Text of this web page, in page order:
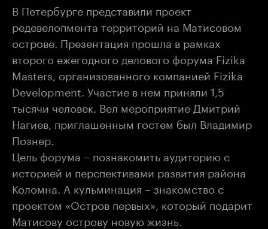
В Петербурге представили проект
редевелопмента территорий на Матисовом
острове. Презентация прошла в рамках
второго ежегодного делового форума Fizika
Masters, организованного компанией Fizika
Development. Участие в нем приняли 1,5
тысячи человек. Вел мероприятие Дмитрий
Нагиев, приглашенным гостем был Владимир
Познер.
Цель форума – познакомить аудиторию с
историей и перспективами развития района
Коломна. А кульминация – знакомство с
проектом «Остров первых», который подарит
Матисову острову новую жизнь.